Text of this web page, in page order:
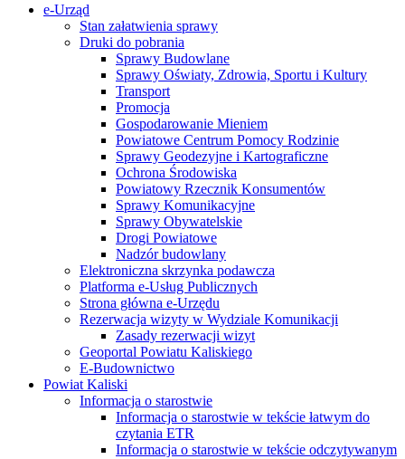
e-Urząd
Stan załatwienia sprawy
Druki do pobrania
Sprawy Budowlane
Sprawy Oświaty, Zdrowia, Sportu i Kultury
Transport
Promocja
Gospodarowanie Mieniem
Powiatowe Centrum Pomocy Rodzinie
Sprawy Geodezyjne i Kartograficzne
Ochrona Środowiska
Powiatowy Rzecznik Konsumentów
Sprawy Komunikacyjne
Sprawy Obywatelskie
Drogi Powiatowe
Nadzór budowlany
Elektroniczna skrzynka podawcza
Platforma e-Usług Publicznych
Strona główna e-Urzędu
Rezerwacja wizyty w Wydziale Komunikacji
Zasady rezerwacji wizyt
Geoportal Powiatu Kaliskiego
E-Budownictwo
Powiat Kaliski
Informacja o starostwie
Informacja o starostwie w tekście łatwym do
czytania ETR
Informacja o starostwie w tekście odczytywanym